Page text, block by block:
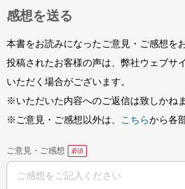
感想を送る
本書をお読みになったご意見・ご感想を
投稿されたお客様の声は、弊社ウェブサ
いただく場合がございます。
※いただいた内容へのご返信は致しかね
※ご意見・ご感想以外は、
こちらから各
ご意見・ご感想